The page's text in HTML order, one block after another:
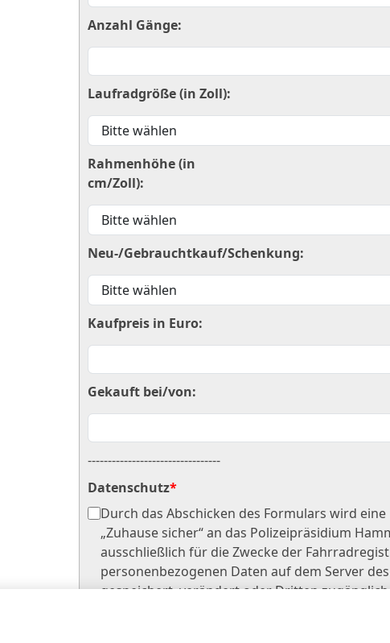
Anzahl Gänge:
Laufradgröße (in Zoll):
Rahmenhöhe (in
cm/Zoll):
Neu-/Gebrauchtkauf/Schenkung:
Kaufpreis in Euro:
Gekauft bei/von:
---------------------------------
Datenschutz*
Durch das Abschicken des Formulars wird
„Zuhause sicher“ an das Polizeipräsidium
ausschließlich für die Zwecke der
personenbezogenen Daten auf dem Server
gespeichert, verändert oder Dritten